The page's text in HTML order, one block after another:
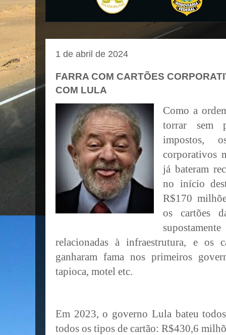
1 de abril de 2024
FARRA COM CARTÕES
COM LULA
Como a
torrar sem
impostos,
corporativos
já bateram
no início
R$170
os cartões
relacionadas à infraestrutura, e os
ganharam fama nos primeiros
tapioca, motel etc.
Em 2023, o governo Lula bateu
todos os tipos de cartão: R$430,6